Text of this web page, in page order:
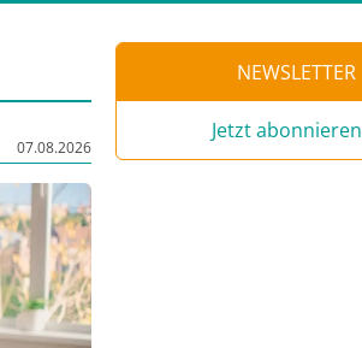
07.08.2026
NEWSLETTER
Jetzt abonnieren